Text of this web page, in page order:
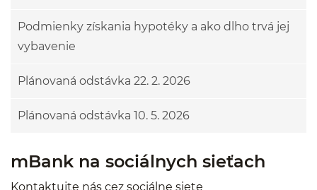
Podmienky získania hypotéky a ako dlho trvá jej
vybavenie
Plánovaná odstávka 22. 2. 2026
Plánovaná odstávka 10. 5. 2026
mBank na sociálnych sieťach
Kontaktujte nás cez sociálne siete